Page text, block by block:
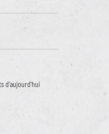
d'aujourd'hui